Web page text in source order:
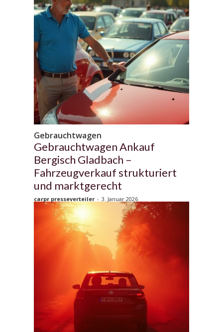
Gebrauchtwagen
Gebrauchtwagen Ankauf
Bergisch Gladbach –
Fahrzeugverkauf strukturiert
und marktgerecht
carpr presseverteiler - 3. Januar 2026